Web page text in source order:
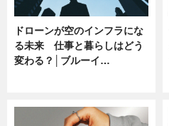
ドローンが空のインフラにな
る未来 仕事と暮らしはどう
変わる？│ブルーイ…